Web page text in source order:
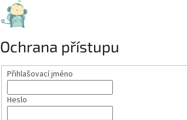
Ochrana přístupu
Přihlašovací jméno
Heslo